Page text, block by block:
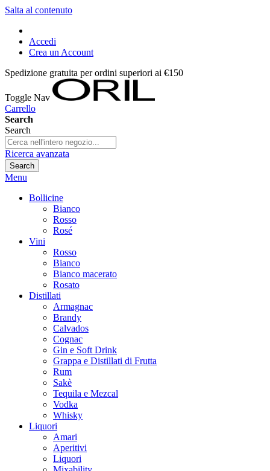
Salta al contenuto
Accedi
Crea un Account
Spedizione gratuita per ordini superiori ai €150
Toggle Nav
Carrello
Search
Search
Ricerca avanzata
Search
Menu
Bollicine
Bianco
Rosso
Rosé
Vini
Rosso
Bianco
Bianco macerato
Rosato
Distillati
Armagnac
Brandy
Calvados
Cognac
Gin e Soft Drink
Grappa e Distillati di Frutta
Rum
Sakè
Tequila e Mezcal
Vodka
Whisky
Liquori
Amari
Aperitivi
Liquori